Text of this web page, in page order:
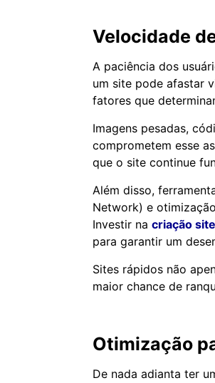
Velocidade
A paciência dos
um site pode afastar
fatores que
Imagens pesadas,
comprometem esse
que o site continue
Além disso,
Network) e
Investir na criação
para garantir um
Sites rápidos não
maior chance de
Otimização
De nada adianta ter